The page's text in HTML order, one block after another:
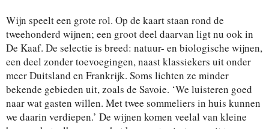
Wijn speelt een grote rol. Op de kaart staan rond de
tweehonderd wijnen; een groot deel daarvan ligt nu ook in
De Kaaf. De selectie is breed: natuur- en biologische wijnen,
een deel zonder toevoegingen, naast klassiekers uit onder
meer Duitsland en Frankrijk. Soms lichten ze minder
bekende gebieden uit, zoals de Savoie. ‘We luisteren goed
naar wat gasten willen. Met twee sommeliers in huis kunnen
we daarin verdiepen.’ De wijnen komen veelal van kleine